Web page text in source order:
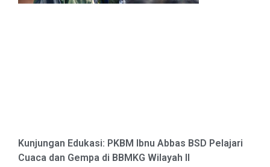
Kunjungan Edukasi: PKBM Ibnu Abbas BSD Pelajari
Cuaca dan Gempa di BBMKG Wilayah II